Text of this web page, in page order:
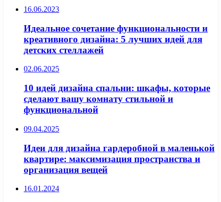
16.06.2023
Идеальное сочетание функциональности и
креативного дизайна: 5 лучших идей для
детских стеллажей
02.06.2025
10 идей дизайна спальни: шкафы, которые
сделают вашу комнату стильной и
функциональной
09.04.2025
Идеи для дизайна гардеробной в маленькой
квартире: максимизация пространства и
организация вещей
16.01.2024